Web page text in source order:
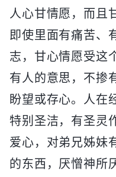
人心甘情愿，而且
即使里面有痛苦、
志，甘心情愿受这
有人的意思，不掺
盼望或存心。人在
特别圣洁，有圣灵
爱心，对弟兄姊妹
的东西，厌憎神所